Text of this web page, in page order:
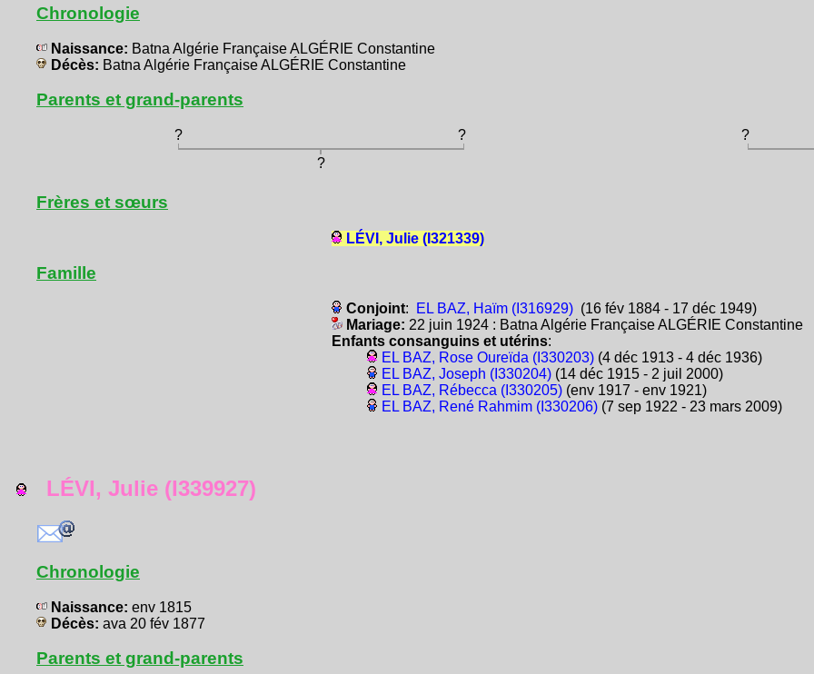
Chronologie
Naissance: Batna Algérie Française ALGÉRIE Constantine
Décès: Batna Algérie Française ALGÉRIE Constantine
Parents et grand-parents
? ?
?
?
Frères et sœurs
LÉVI, Julie (I321339)
Famille
Conjoint: EL BAZ, Haïm (I316929) (16 fév 1884 - 17 déc 1949)
Mariage: 22 juin 1924 : Batna Algérie Française ALGÉRIE Constantine
Enfants consanguins et utérins:
EL BAZ, Rose Oureïda (I330203) (4 déc 1913 - 4 déc 1936)
EL BAZ, Joseph (I330204) (14 déc 1915 - 2 juil 2000)
EL BAZ, Rébecca (I330205) (env 1917 - env 1921)
EL BAZ, René Rahmim (I330206) (7 sep 1922 - 23 mars 2009)
LÉVI, Julie (I339927)
Chronologie
Naissance: env 1815
Décès: ava 20 fév 1877
Parents et grand-parents